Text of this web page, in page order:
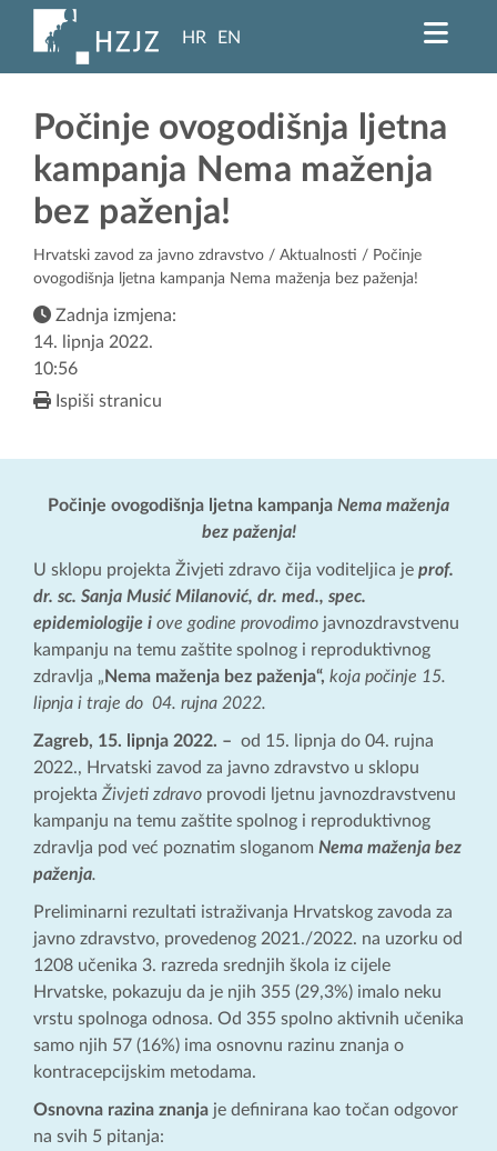
HR EN
Počinje ovogodišnja ljetna
kampanja Nema maženja
bez paženja!
Hrvatski zavod za javno zdravstvo / Aktualnosti / Počinje
ovogodišnja ljetna kampanja Nema maženja bez paženja!
Zadnja izmjena:
14. lipnja 2022.
10:56
Ispiši stranicu
Počinje ovogodišnja ljetna kampanja Nema maženja
bez paženja!
U sklopu projekta Živjeti zdravo čija voditeljica je prof.
dr. sc. Sanja Musić Milanović, dr. med., spec.
epidemiologije i ove godine provodimo javnozdravstvenu
kampanju na temu zaštite spolnog i reproduktivnog
zdravlja „ Nema maženja bez paženja“, koja počinje 15.
lipnja i traje do 04. rujna 2022.
Zagreb, 15. lipnja 2022. – od 15. lipnja do 04. rujna
2022., Hrvatski zavod za javno zdravstvo u sklopu
projekta Živjeti zdravo provodi ljetnu javnozdravstvenu
kampanju na temu zaštite spolnog i reproduktivnog
zdravlja pod već poznatim sloganom Nema maženja bez
paženja.
Preliminarni rezultati istraživanja Hrvatskog zavoda za
javno zdravstvo, provedenog 2021./2022. na uzorku od
1208 učenika 3. razreda srednjih škola iz cijele
Hrvatske, pokazuju da je njih 355 (29,3%) imalo neku
vrstu spolnoga odnosa. Od 355 spolno aktivnih učenika
samo njih 57 (16%) ima osnovnu razinu znanja o
kontracepcijskim metodama.
Osnovna razina znanja je definirana kao točan odgovor
na svih 5 pitanja: